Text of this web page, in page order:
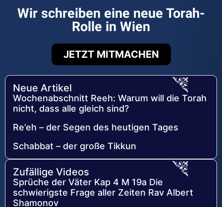
Wir schreiben eine neue Torah-
Rolle in Wien
JETZT MITMACHEN
Neue Artikel
Wochenabschnitt Reeh: Warum will die Torah
nicht, dass alle gleich sind?
Re’eh – der Segen des heutigen Tages
Schabbat – der große Tikkun
Zufällige Videos
Sprüche der Väter Kap 4 M 19a Die
schwierigste Frage aller Zeiten Rav Albert
Shamonov